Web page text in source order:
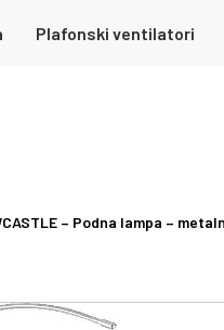
Plafonski ventilatori
– Podna lampa –